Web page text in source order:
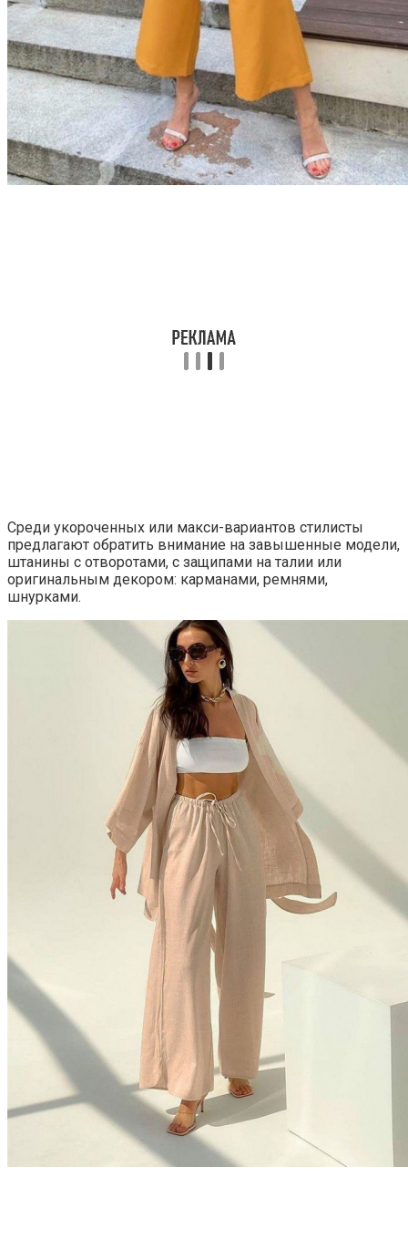
Среди укороченных или макси-вариантов стилисты
предлагают обратить внимание на завышенные модели,
штанины с отворотами, с защипами на талии или
оригинальным декором: карманами, ремнями,
шнурками.